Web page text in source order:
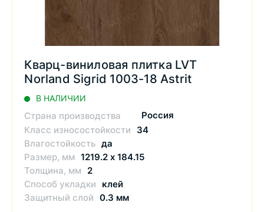
Кварц-виниловая плитка LVT
Norland Sigrid 1003-18 Astrit
В НАЛИЧИИ
Страна производства
Россия
Класс износостойкости
34
Влагостойкость да
Размер, мм 1219.2 х 184.15
Толщина, мм
2
Способ укладки
клей
Защитный слой 0.3 мм